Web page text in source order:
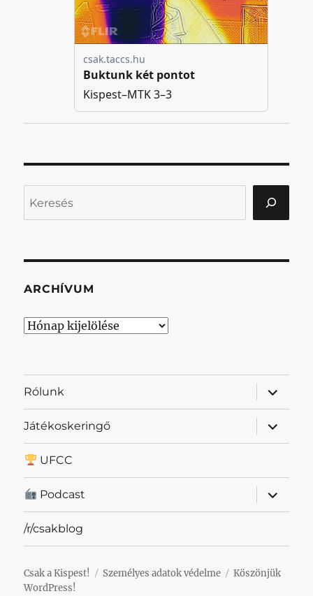
ARCHÍVUM
Archívum
Rólunk
almenü
Játékoskeringő
almenü
UFCC
Podcast
almenü
/r/csakblog
Csak a Kispest! Személyes adatok védelme
Köszönjük
WordPress!